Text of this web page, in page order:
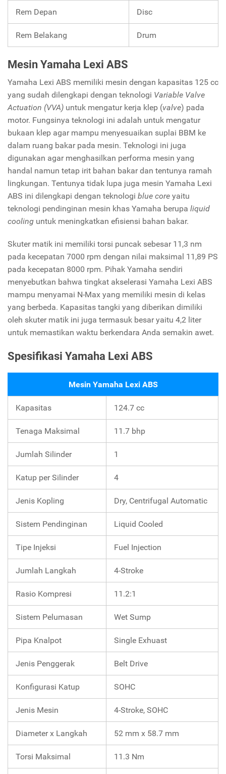
Rem Depan Disc
Rem Belakang Drum
Mesin Yamaha Lexi ABS
Yamaha Lexi ABS memiliki mesin dengan kapasitas 125 cc
yang sudah dilengkapi dengan teknologi Variable Valve
Actuation (VVA) untuk mengatur kerja klep (valve) pada
motor. Fungsinya teknologi ini adalah untuk mengatur
bukaan klep agar mampu menyesuaikan suplai BBM ke
dalam ruang bakar pada mesin. Teknologi ini juga
digunakan agar menghasilkan performa mesin yang
handal namun tetap irit bahan bakar dan tentunya ramah
lingkungan. Tentunya tidak lupa juga mesin Yamaha Lexi
ABS ini dilengkapi dengan teknologi blue core yaitu
teknologi pendinginan mesin khas Yamaha berupa liquid
cooling untuk meningkatkan efisiensi bahan bakar.
Skuter matik ini memiliki torsi puncak sebesar 11,3 nm
pada kecepatan 7000 rpm dengan nilai maksimal 11,89 PS
pada kecepatan 8000 rpm. Pihak Yamaha sendiri
menyebutkan bahwa tingkat akselerasi Yamaha Lexi ABS
mampu menyamai N-Max yang memiliki mesin di kelas
yang berbeda. Kapasitas tangki yang diberikan dimiliki
oleh skuter matik ini juga termasuk besar yaitu 4,2 liter
untuk memastikan waktu berkendara Anda semakin awet.
Spesifikasi Yamaha Lexi ABS
Mesin Yamaha Lexi ABS
Kapasitas 124.7 cc
Tenaga Maksimal 11.7 bhp
Jumlah Silinder 1
Katup per Silinder 4
Jenis Kopling Dry, Centrifugal Automatic
Sistem Pendinginan Liquid Cooled
Tipe Injeksi Fuel Injection
Jumlah Langkah 4-Stroke
Rasio Kompresi 11.2:1
Sistem Pelumasan Wet Sump
Pipa Knalpot Single Exhuast
Jenis Penggerak Belt Drive
Konfigurasi Katup SOHC
Jenis Mesin 4-Stroke, SOHC
Diameter x Langkah 52 mm x 58.7 mm
Torsi Maksimal 11.3 Nm